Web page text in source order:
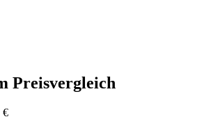
Preisvergleich
€